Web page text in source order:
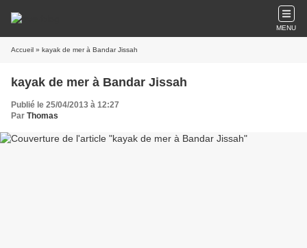
MENU
Accueil » kayak de mer à Bandar Jissah
kayak de mer à Bandar Jissah
Publié le 25/04/2013 à 12:27
Par Thomas